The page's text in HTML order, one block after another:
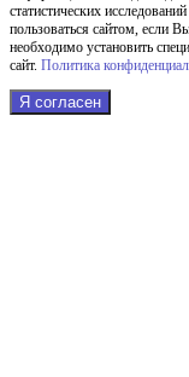
статистических
пользоваться сайтом, если
необходимо установить
сайт. Политика
Я согласен